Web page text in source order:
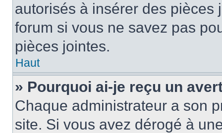
autorisés à insérer des pièces
forum si vous ne savez pas
pièces jointes.
Haut
» Pourquoi ai-je reçu un
Chaque administrateur a son
site. Si vous avez dérogé à